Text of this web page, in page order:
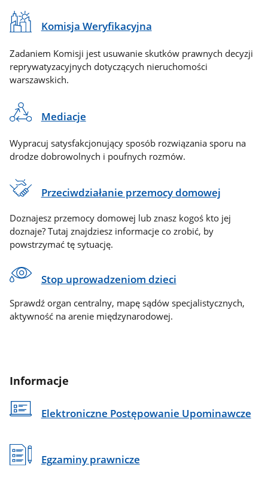
Komisja Weryfikacyjna
Zadaniem Komisji jest usuwanie skutków prawnych decyzji
reprywatyzacyjnych dotyczących nieruchomości
warszawskich.
Mediacje
Wypracuj satysfakcjonujący sposób rozwiązania sporu na
drodze dobrowolnych i poufnych rozmów.
Przeciwdziałanie przemocy domowej
Doznajesz przemocy domowej lub znasz kogoś kto jej
doznaje? Tutaj znajdziesz informacje co zrobić, by
powstrzymać tę sytuację.
Stop uprowadzeniom dzieci
Sprawdź organ centralny, mapę sądów specjalistycznych,
aktywność na arenie międzynarodowej.
Informacje
Elektroniczne Postępowanie Upominawcze
Egzaminy prawnicze